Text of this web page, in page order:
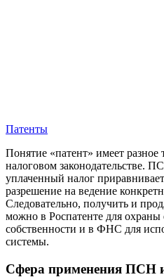
Патенты
Понятие «патент» имеет разное
налоговом законодательстве.
уплаченный налог
разрешение на ведение
Следовательно, получить и
можно в Роспатенте для охраны
собственности и в ФНС для
системы.
Сфера применения ПСН